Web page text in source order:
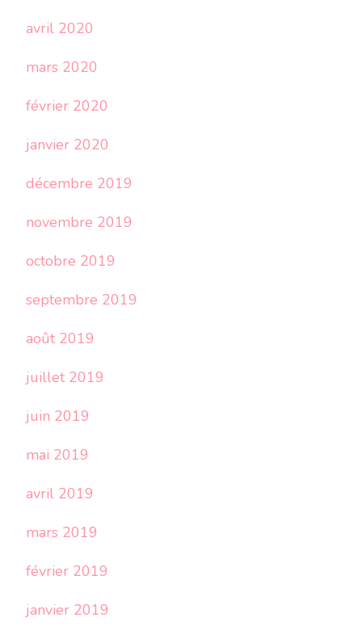
avril 2020
mars 2020
février 2020
janvier 2020
décembre 2019
novembre 2019
octobre 2019
septembre 2019
août 2019
juillet 2019
juin 2019
mai 2019
avril 2019
mars 2019
février 2019
janvier 2019